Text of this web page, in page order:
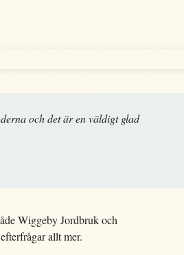
och det är en väldigt glad
Wiggeby Jordbruk och
allt mer.